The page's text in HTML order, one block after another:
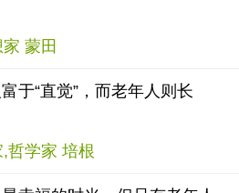
蒙田
于“直觉”，而老年人则长
哲学家 培根